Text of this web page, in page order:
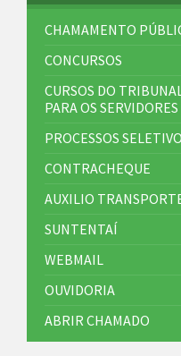
CHAMAMENTO
CONCURSOS
CURSOS DO
PARA OS
PROCESSOS
CONTRACHEQUE
AUXILIO
SUNTENTAÍ
WEBMAIL
OUVIDORIA
ABRIR CHAMADO